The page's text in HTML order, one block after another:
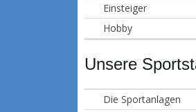
Einsteiger
Hobby
Unsere
Die Sportanlagen